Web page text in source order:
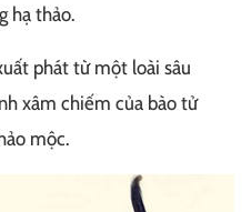
hạ thảo.
phát từ một loài sâu
xâm chiếm của bào tử
mộc.